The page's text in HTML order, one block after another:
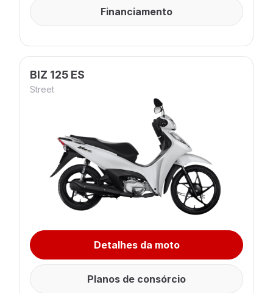
Financiamento
BIZ 125 ES
Street
Detalhes da moto
Planos de consórcio